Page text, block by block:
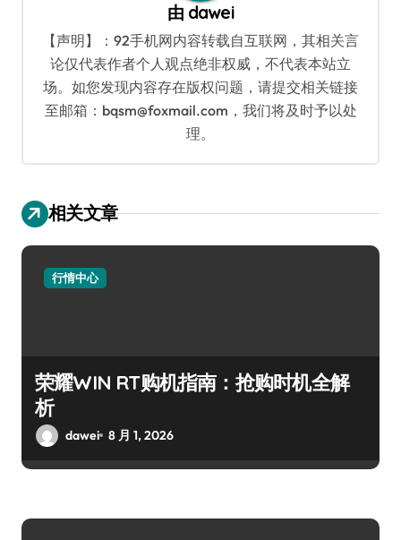
由 dawei
【声明】：92手机网内容转载自互联网，其相关言
论仅代表作者个人观点绝非权威，不代表本站立
场。如您发现内容存在版权问题，请提交相关链接
至邮箱：bqsm@foxmail.com，我们将及时予以处
理。
相关文章
行情中心
荣耀WIN RT购机指南：抢购时机全解
析
dawei 8 月 1, 2026